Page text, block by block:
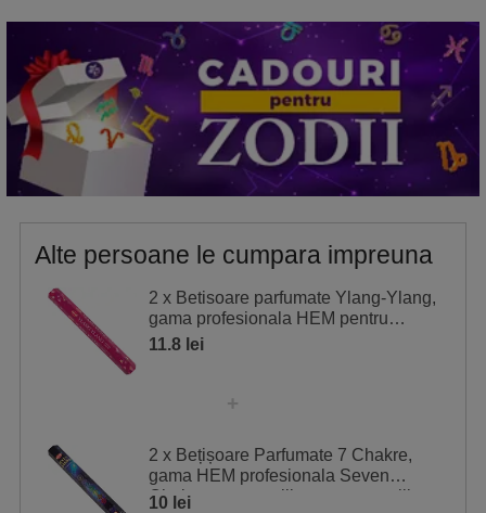
Alte persoane le cumpara impreuna
2 x Betisoare parfumate Ylang-Ylang,
gama profesionala HEM pentru
relaxare, 20 buc
11.8 lei
2 x Bețișoare Parfumate 7 Chakre,
gama HEM profesionala Seven
Chakras pentru eliberarea energiilor
10 lei